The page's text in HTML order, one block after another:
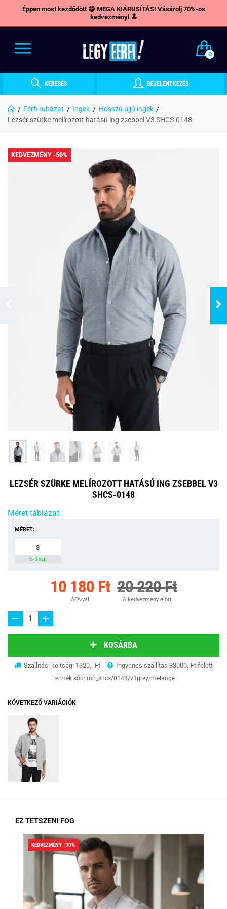
Éppen most kezdődött 😁 MEGA KIÁRUSÍTÁS! Vásárolj 70%-os
kedvezményl 🔝
0
KERESÉS BEJELENTKEZÉS
Férfi ruházat Ingek
Hosszú ujjú ingek
Lezsér szürke melírozott hatású ing zsebbel V3 SHCS-0148
KEDVEZMÉNY -50%
LEZSÉR SZÜRKE MELÍROZOTT HATÁSÚ ING ZSEBBEL V3
SHCS-0148
Méret táblázat
MÉRET:
S
3 - 5 nap
10 180 Ft
ÁFA-val
20 220 Ft
A kedvezmény előtt
KOSÁRBA
Szállítási költség: 1320,- Ft Ingyenes szállítás 33000,-Ft felett
Termék kód: mo_shcs/0148/v3grey/melange
KÖVETKEZŐ VARIÁCIÓK
EZ TETSZENI FOG
KEDVEZMÉNY -30%